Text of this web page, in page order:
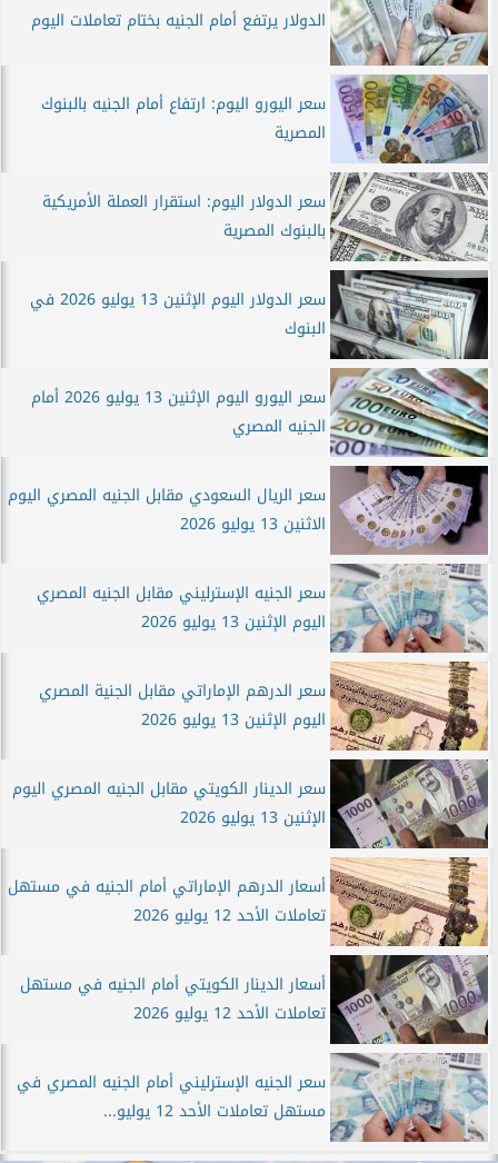
الدولار يرتفع أمام الجنيه بختام تعاملات اليوم
سعر اليورو اليوم: ارتفاع أمام الجنيه بالبنوك
المصرية
سعر الدولار اليوم: استقرار العملة الأمريكية
بالبنوك المصرية
سعر الدولار اليوم الإثنين 13 يوليو 2026 في
البنوك
سعر اليورو اليوم الإثنين 13 يوليو 2026 أمام
الجنيه المصري
سعر الريال السعودي مقابل الجنيه المصري اليوم
الاثنين 13 يوليو 2026
سعر الجنيه الإسترليني مقابل الجنيه المصري
اليوم الإثنين 13 يوليو 2026
سعر الدرهم الإماراتي مقابل الجنية المصري
اليوم الإثنين 13 يوليو 2026
سعر الدينار الكويتي مقابل الجنيه المصري اليوم
الإثنين 13 يوليو 2026
أسعار الدرهم الإماراتي أمام الجنيه في مستهل
تعاملات الأحد 12 يوليو 2026
أسعار الدينار الكويتي أمام الجنيه في مستهل
تعاملات الأحد 12 يوليو 2026
سعر الجنيه الإسترليني أمام الجنيه المصري في
مستهل تعاملات الأحد 12 يوليو...